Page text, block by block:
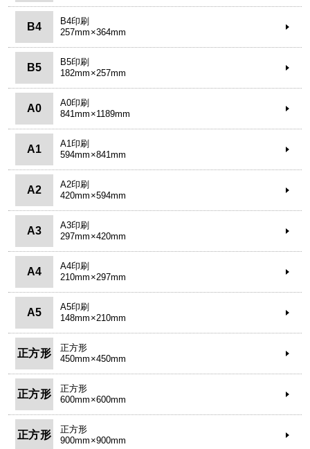
B4
B4印刷
257mm×364mm
B5
B5印刷
182mm×257mm
A0
A0印刷
841mm×1189mm
A1
A1印刷
594mm×841mm
A2
A2印刷
420mm×594mm
A3
A3印刷
297mm×420mm
A4
A4印刷
210mm×297mm
A5
A5印刷
148mm×210mm
正方形
正方形
450mm×450mm
正方形
正方形
600mm×600mm
正方形
正方形
900mm×900mm